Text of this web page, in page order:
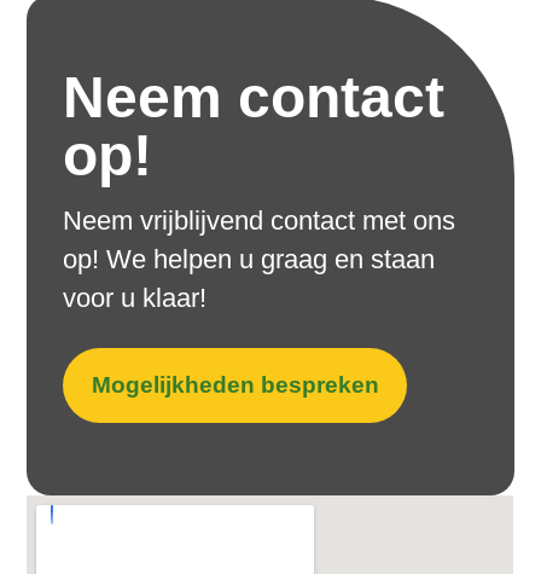
Neem contact
op!
Neem vrijblijvend contact met ons
op! We helpen u graag en staan
voor u klaar!
Mogelijkheden bespreken